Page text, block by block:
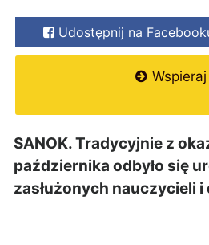
Udostępnij na
SANOK. Tradycyjnie z
października odbyło się
zasłużonych nauczycieli